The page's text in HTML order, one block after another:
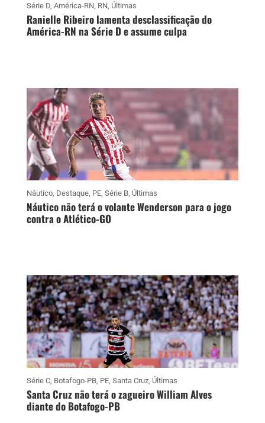
Série D, América-RN, RN, Últimas
Ranielle Ribeiro lamenta desclassificação do
América-RN na Série D e assume culpa
Náutico, Destaque, PE, Série B, Últimas
Náutico não terá o volante Wenderson para o jogo
contra o Atlético-GO
Série C, Botafogo-PB, PE, Santa Cruz, Últimas
Santa Cruz não terá o zagueiro William Alves
diante do Botafogo-PB